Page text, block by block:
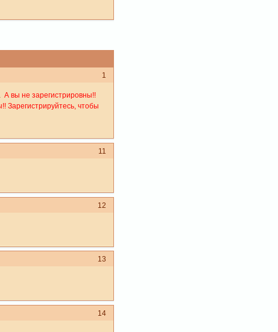
1
А вы не зарегистрировны!!
Зарегистрируйтесь, чтобы
11
12
13
14